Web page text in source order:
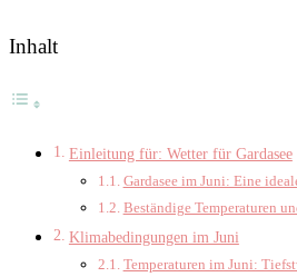
Inhalt
Einleitung für: Wetter für Gardasee
Gardasee im Juni: Eine
Beständige Temperaturen
Klimabedingungen im Juni
Temperaturen im Juni: